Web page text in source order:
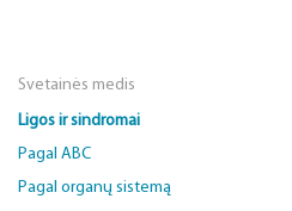
Svetainės medis
Ligos ir sindromai
Pagal ABC
Pagal organų sistemą